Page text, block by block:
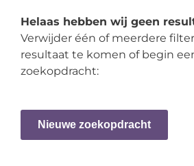
Helaas hebben wij geen
Verwijder één of meerdere
resultaat te komen of begin
zoekopdracht:
Nieuwe zoekopdracht